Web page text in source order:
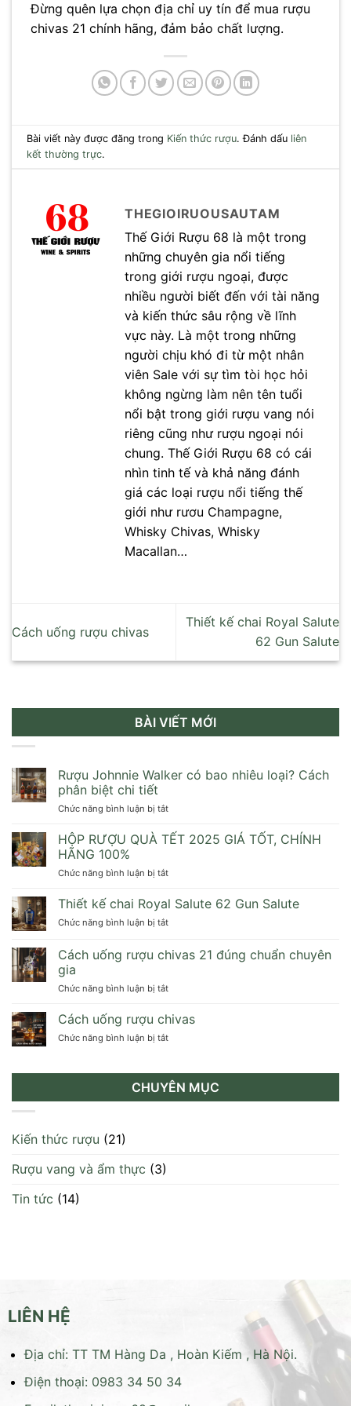
Đừng quên lựa chọn địa chỉ uy tín để mua rượu
chivas 21 chính hãng, đảm bảo chất lượng.
Bài viết này được đăng trong Kiến thức rượu. Đánh dấu liên
kết thường trực.
THEGIOIRUOUSAUTAM
Thế Giới Rượu 68 là một trong
những chuyên gia nổi tiếng
trong giới rượu ngoại, được
nhiều người biết đến với tài năng
và kiến thức sâu rộng về lĩnh
vực này. Là một trong những
người chịu khó đi từ một nhân
viên Sale với sự tìm tòi học hỏi
không ngừng làm nên tên tuổi
nổi bật trong giới rượu vang nói
riêng cũng như rượu ngoại nói
chung. Thế Giới Rượu 68 có cái
nhìn tinh tế và khả năng đánh
giá các loại rượu nổi tiếng thế
giới như rươu Champagne,
Whisky Chivas, Whisky
Macallan…
Cách uống rượu chivas
Thiết kế chai Royal Salute
62 Gun Salute
BÀI VIẾT MỚI
Rượu Johnnie Walker có bao nhiêu loại? Cách
phân biệt chi tiết
Chức năng bình luận bị tắtở
Johnnie
bao
loại?
phân
chi
HỘP RƯỢU QUÀ TẾT 2025 GIÁ TỐT, CHÍNH
HÃNG 100%
Chức năng bình luận bị tắtở
RƯỢU
QUÀ
TẾT
GIÁ
HÃNG
Thiết kế chai Royal Salute 62 Gun Salute
Chức năng bình luận bị tắtở
kế
chai
Salute
Gun
Cách uống rượu chivas 21 đúng chuẩn chuyên
gia
Chức năng bình luận bị tắtở
uống
rượu
chivas
chuẩn
chuyên
Cách uống rượu chivas
Chức năng bình luận bị tắtở
rượu
chivas
CHUYÊN MỤC
Kiến thức rượu (21)
Rượu vang và ẩm thực (3)
Tin tức (14)
LIÊN HỆ
Địa chỉ: TT TM Hàng Da , Hoàn Kiếm , Hà Nội.
Điện thoại: 0983 34 50 34